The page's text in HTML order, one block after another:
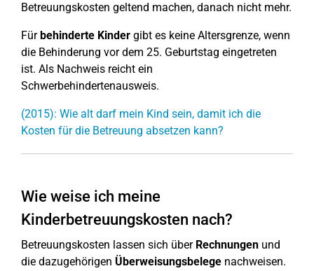
Betreuungskosten geltend machen, danach nicht mehr.
Fürbehinderte Kinder gibt es keine Altersgrenze, wenn
die Behinderung vor dem 25. Geburtstag eingetreten
ist. Als Nachweis reicht ein
Schwerbehindertenausweis.
(2015): Wie alt darf mein Kind sein, damit ich die
Kosten für die Betreuung absetzen kann?
Wie weise ich meine
Kinderbetreuungskosten nach?
Betreuungskosten lassen sich über Rechnungen und
die dazugehörigen Überweisungsbelege nachweisen.